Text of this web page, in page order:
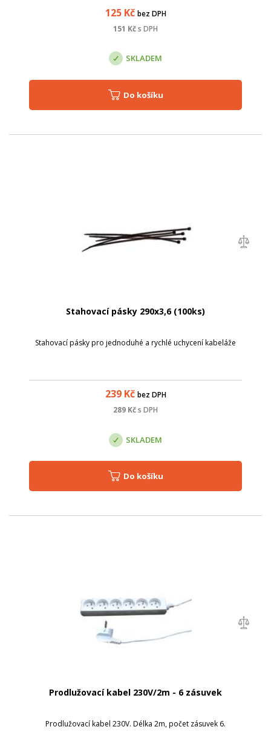
125Kč bez DPH
151 Kčs DPH
SKLADEM
Do košíku
Stahovací pásky 290x3,6 (100ks)
Stahovací pásky pro jednoduhé a rychlé uchycení kabeláže
239Kč bez DPH
289 Kčs DPH
SKLADEM
Do košíku
Prodlužovací kabel 230V/2m - 6 zásuvek
Prodlužovací kabel 230V. Délka 2m, počet zásuvek 6.